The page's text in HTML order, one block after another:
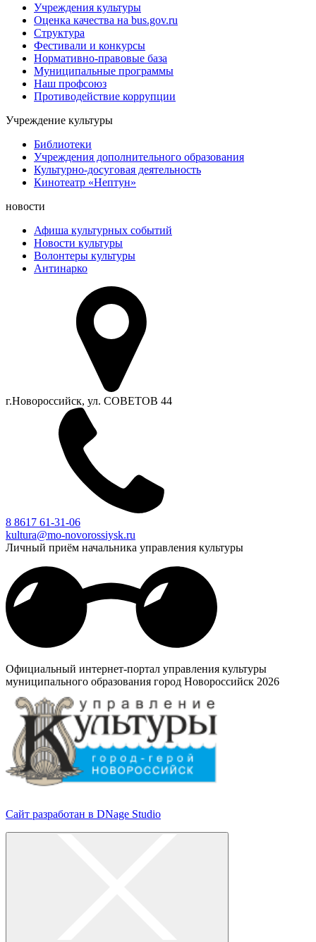
Учреждения культуры
Оценка качества на bus.gov.ru
Структура
Фестивали и конкурсы
Нормативно-правовые база
Муниципальные программы
Наш профсоюз
Противодействие коррупции
Учреждение культуры
Библиотеки
Учреждения дополнительного образования
Культурно-досуговая деятельность
Кинотеатр «Нептун»
новости
Афиша культурных событий
Новости культуры
Волонтеры культуры
Антинарко
г.Новороссийск, ул. СОВЕТОВ 44
8 8617 61-31-06
kultura@mo-novorossiysk.ru
Личный приём начальника управления культуры
Официальный интернет-портал управления культуры
муниципального образования город Новороссийск 2026
Сайт разработан в DNage Studio